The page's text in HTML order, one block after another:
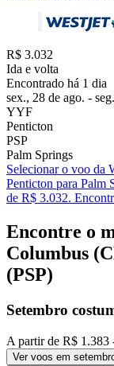
R$ 3.032
Ida e volta
Encontrado há 1 dia
sex., 28 de ago. -
YYF
Penticton
PSP
Palm Springs
Selecionar o voo da
Penticton para Palm
de R$ 3.032.
Encontre o
Columbus
(PSP)
Setembro
A partir de R$ 1.383
Ver voos em